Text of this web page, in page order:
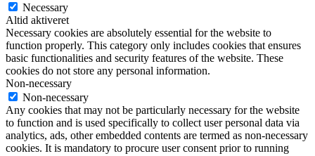
Necessary
Altid aktiveret
Necessary cookies are absolutely essential for the website to
function properly. This category only includes cookies that ensures
basic functionalities and security features of the website. These
cookies do not store any personal information.
Non-necessary
Non-necessary
Any cookies that may not be particularly necessary for the website
to function and is used specifically to collect user personal data via
analytics, ads, other embedded contents are termed as non-necessary
cookies. It is mandatory to procure user consent prior to running